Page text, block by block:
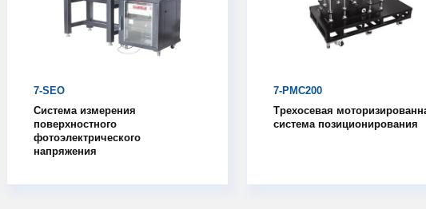
7-SEO
Система измерения
поверхностного
фотоэлектрического
напряжения
7-PMC200
Трехосевая
система позиционирования